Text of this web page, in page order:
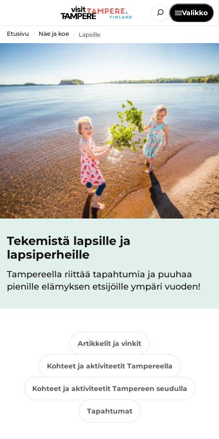
Valikko
Etusivu Näe ja koe Lapsille
Tekemistä lapsille ja
lapsiperheille
Tampereella riittää tapahtumia ja puuhaa
pienille elämyksen etsijöille ympäri vuoden!
Artikkelit ja vinkit
Kohteet ja aktiviteetit Tampereella
Kohteet ja aktiviteetit Tampereen seudulla
Tapahtumat